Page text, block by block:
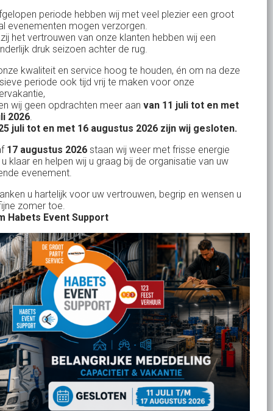
327
Bank: NL15ABNA0561810710
KvK: 17167131
BTW: NL.1678.53.296.B01
Uw partner in:
Evenementen verhuur
Feestverhuur
Licht- en Geluidverhuur
Horeca verhuur
Partyverhuur
Je vindt ons op
periode hebben wij met veel plezier een groot
evenementen mogen verzorgen.
het vertrouwen van onze klanten hebben wij een
druk seizoen achter de rug.
kwaliteit en service hoog te houden, én om na deze
periode ook tijd vrij te maken voor onze
wij geen opdrachten meer aan van 11 juli tot en met
2026.
juli tot en met 16 augustus 2026 zijn wij gesloten.
17 augustus 2026 staan wij weer met frisse energie
klaar en helpen wij u graag bij de organisatie van uw
evenement.
u hartelijk voor uw vertrouwen, begrip en wensen u
zomer toe.
Habets Event Support